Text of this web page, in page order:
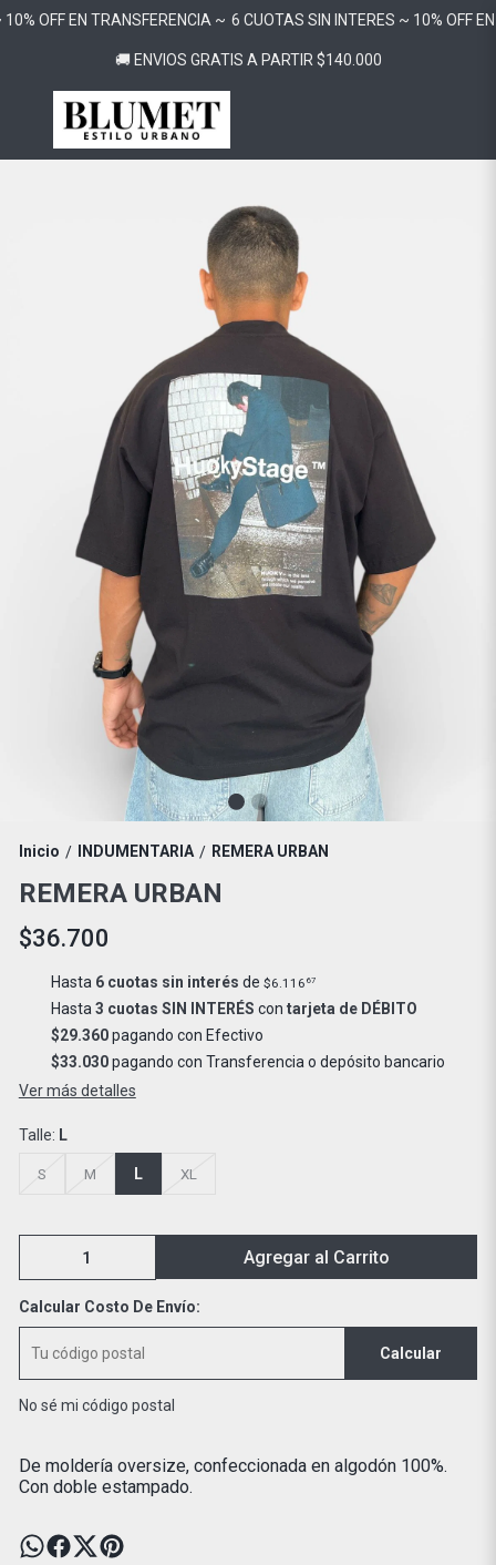
OFF EN TRANSFERENCIA ~ 6 CUOTAS SIN INTERES ~ 10% OFF EN
🚚 ENVIOS GRATIS A PARTIR $140.000
Inicio / INDUMENTARIA / REMERA URBAN
REMERA URBAN
$36.700
Hasta 6 cuotas sin interés de $6.116 67
Hasta 3 cuotas SIN INTERÉS con tarjeta de DÉBITO
$29.360pagando con Efectivo
$33.030pagando con Transferencia o depósito bancario
Ver más detalles
Talle: L
S M L XL
Agregar al Carrito
Calcular Costo De Envío:
Calcular
No sé mi código postal
De moldería oversize, confeccionada en algodón 100%.
Con doble estampado.